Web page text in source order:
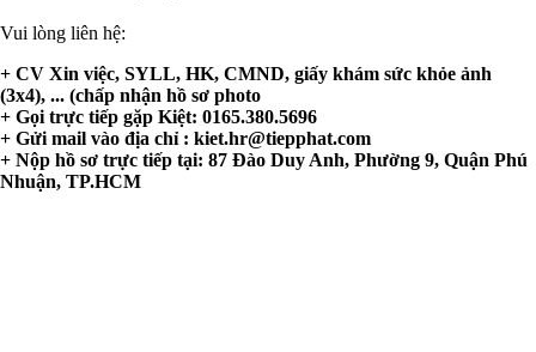
Vui lòng liên hệ:
+ CV Xin việc, SYLL, HK, CMND, giấy khám sức khỏe ảnh
(3x4), ... (chấp nhận hồ sơ photo
+ Gọi trực tiếp gặp Kiệt: 0165.380.5696
+ Gửi mail vào địa chỉ : kiet.hr@tiepphat.com
+ Nộp hồ sơ trực tiếp tại: 87 Đào Duy Anh, Phường 9, Quận Phú
Nhuận, TP.HCM